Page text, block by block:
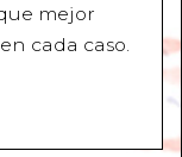
mejor
cada caso.